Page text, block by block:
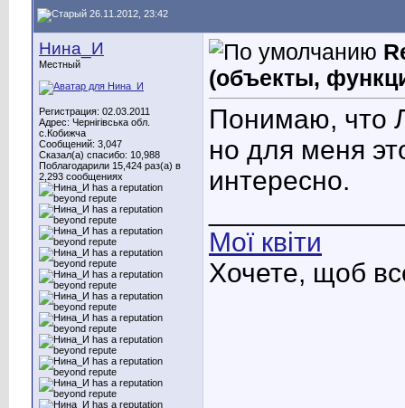
26.11.2012, 23:42
Нина_И
Местный
Регистрация: 02.03.2011
Адрес: Чернігівська обл.
с.Кобижча
Сообщений: 3,047
Сказал(а) спасибо: 10,988
Поблагодарили 15,424 раз(а) в
2,293 сообщениях
(объекты,
Понимаю, что
но для меня
интересно.
Мої квіти
Хочете, щоб